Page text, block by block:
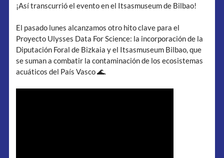
¡Así transcurrió el evento en el Itsasmuseum de Bilbao!
El pasado lunes alcanzamos otro hito clave para el
Proyecto Ulysses Data For Science: la incorporación de la
Diputación Foral de Bizkaia y el Itsasmuseum Bilbao, que
se suman a combatir la contaminación de los ecosistemas
acuáticos del País Vasco 🌊.